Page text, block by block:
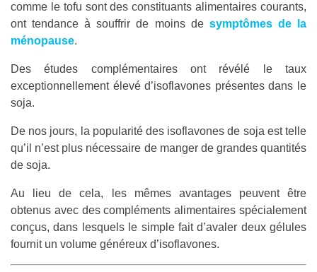
comme le tofu sont des constituants alimentaires courants,
ont tendance à souffrir de moins de symptômes de la
ménopause.
Des études complémentaires ont révélé le taux
exceptionnellement élevé d’isoflavones présentes dans le
soja.
De nos jours, la popularité des isoflavones de soja est telle
qu’il n’est plus nécessaire de manger de grandes quantités
de soja.
Au lieu de cela, les mêmes avantages peuvent être
obtenus avec des compléments alimentaires spécialement
conçus, dans lesquels le simple fait d’avaler deux gélules
fournit un volume généreux d’isoflavones.